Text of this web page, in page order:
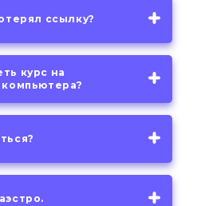
ссылку?
курс на